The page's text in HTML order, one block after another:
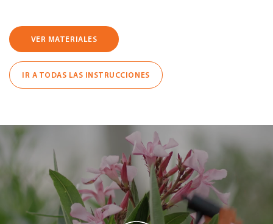
VER MATERIALES
IR A TODAS LAS INSTRUCCIONES